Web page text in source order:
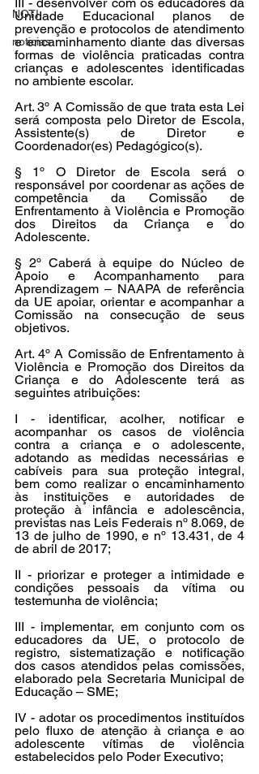
NOTI
noticias
Unidade Educacional planos de
prevenção e protocolos de atendimento
e encaminhamento diante das diversas
formas de violência praticadas contra
crianças e adolescentes identificadas
no ambiente escolar.
Art. 3º A Comissão de que trata esta Lei
será composta pelo Diretor de Escola,
Assistente(s) de Diretor e
Coordenador(es) Pedagógico(s).
§ 1º O Diretor de Escola será o
responsável por coordenar as ações de
competência da Comissão de
Enfrentamento à Violência e Promoção
dos Direitos da Criança e do
Adolescente.
§ 2º Caberá à equipe do Núcleo de
Apoio e Acompanhamento para
Aprendizagem – NAAPA de referência
da UE apoiar, orientar e acompanhar a
Comissão na consecução de seus
objetivos.
Art. 4º A Comissão de Enfrentamento à
Violência e Promoção dos Direitos da
Criança e do Adolescente terá as
seguintes atribuições:
I - identificar, acolher, notificar e
acompanhar os casos de violência
contra a criança e o adolescente,
adotando as medidas necessárias e
cabíveis para sua proteção integral,
bem como realizar o encaminhamento
às instituições e autoridades de
proteção à infância e adolescência,
previstas nas Leis Federais nº 8.069, de
13 de julho de 1990, e nº 13.431, de 4
de abril de 2017;
II - priorizar e proteger a intimidade e
condições pessoais da vítima ou
testemunha de violência;
III - implementar, em conjunto com os
educadores da UE, o protocolo de
registro, sistematização e notificação
dos casos atendidos pelas comissões,
elaborado pela Secretaria Municipal de
Educação – SME;
IV - adotar os procedimentos instituídos
pelo fluxo de atenção à criança e ao
adolescente vítimas de violência
estabelecidos pelo Poder Executivo;